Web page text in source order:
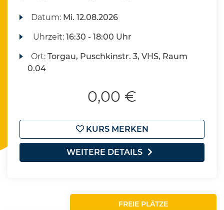
Datum: Mi. 12.08.2026
Uhrzeit:16:30 - 18:00 Uhr
Ort:Torgau, Puschkinstr. 3, VHS, Raum
0.04
0,00 €
KURS MERKEN
WEITERE DETAILS
FREIE PLÄTZE